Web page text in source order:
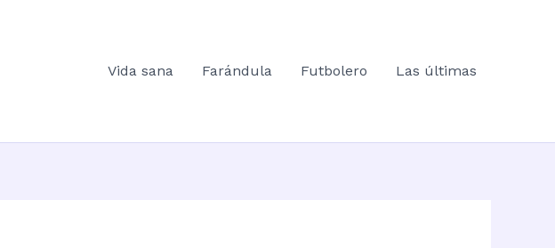
Vida sana
Farándula Futbolero Las últimas